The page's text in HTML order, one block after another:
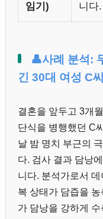
임기)
니다.
👤사례 분석:
긴 30대 여성 C씨
결혼을 앞두고 3개
단식을 병행했던 C
날 밤 명치 부근의
다. 검사 결과 담낭
니다. 분석가로서
복 상태가 담즙을
가 담낭을 강하게